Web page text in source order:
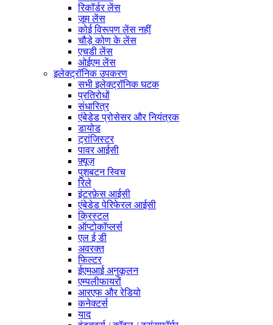
रिकॉर्डर लेंस
ज़ूम लेंस
कोई विरूपण लेंस नहीं
चौड़े कोण के लेंस
एचडी लेंस
ओईएम लेंस
इलेक्ट्रॉनिक उपकरण
सभी इलेक्ट्रॉनिक घटक
प्रतिरोधों
संधारित्र
एंबेडेड प्रोसेसर और नियंत्रक
डायोड
ट्रांजिस्टर
पावर आईसी
फ़्यूज़
पुशबटन स्विच
रिले
इंटरफ़ेस आईसी
एंबेडेड पेरिफेरल आईसी
क्रिस्टल
ऑप्टोकॉप्लर्स
एल ई डी
अवरक्त
फिल्टर
ईएमआई अनुकूलन
एम्पलीफायरों
आरएफ और रेडियो
कनेक्टर्स
याद